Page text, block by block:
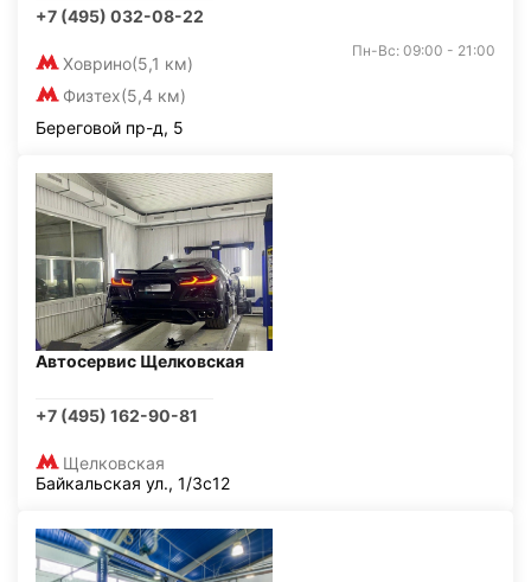
+7 (495) 032-08-22
Ховрино(5,1 км)
Физтех(5,4 км)
Пн-Вс: 09:00 - 21:00
Береговой пр-д, 5
Автосервис Щелковская
+7 (495) 162-90-81
Щелковская
Байкальская ул., 1/3с12